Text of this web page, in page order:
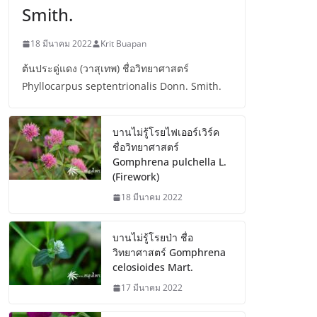
Smith.
18 มีนาคม 2022 Krit Buapan
ต้นประดู่แดง (วาสุเทพ) ชื่อวิทยาศาสตร์
Phyllocarpus septentrionalis Donn. Smith.
บานไม่รู้โรยไฟเออร์เวิร์ค
ชื่อวิทยาศาสตร์
Gomphrena pulchella L.
(Firework)
18 มีนาคม 2022
บานไม่รู้โรยป่า ชื่อ
วิทยาศาสตร์ Gomphrena
celosioides Mart.
17 มีนาคม 2022